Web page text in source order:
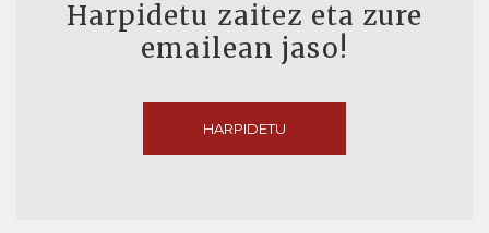
Harpidetu zaitez eta zure
emailean jaso!
HARPIDETU